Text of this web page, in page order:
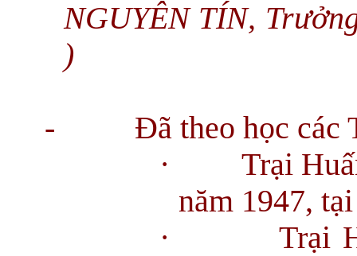
NGUYÊN TÍN,
)
-
Đã theo học các
·
Trại
năm 1947,
·
Trại